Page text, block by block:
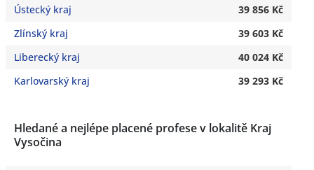
Ústecký kraj
39 856 Kč
Zlínský kraj
39 603 Kč
Liberecký kraj
40 024 Kč
Karlovarský kraj
39 293 Kč
Hledané a nejlépe placené profese v lokalitě Kraj
Vysočina